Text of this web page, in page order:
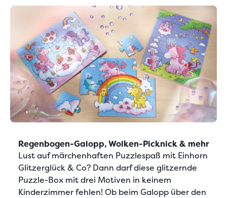
Regenbogen-Galopp, Wolken-Picknick & mehr
Lust aufmärchenhaften Puzzlespaß mit Einhorn
Glitzerglück & Co? Dann darf diese glitzernde
Puzzle-Box mit drei Motiven in keinem
Kinderzimmer fehlen! Ob beim Galopp über den